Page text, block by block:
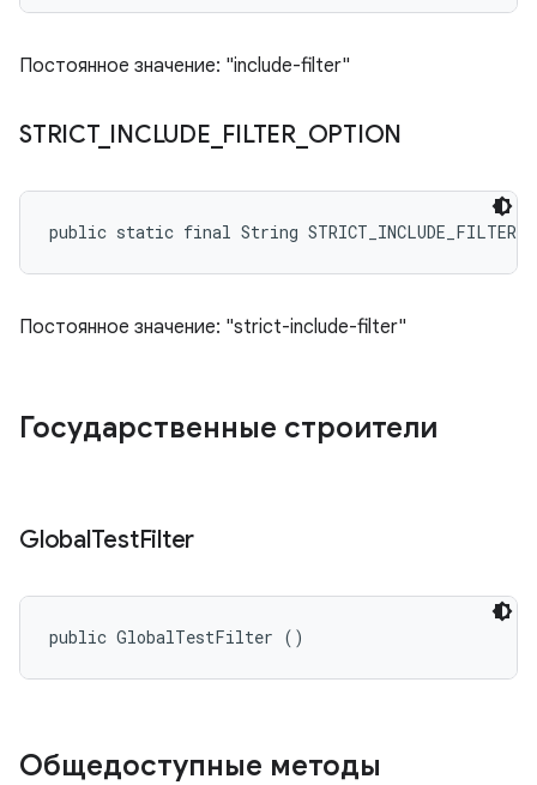
Постоянное значение: "include-filter"
STRICT_ INCLUDE FILTER_ OPTION
public static final String
Постоянное значение: "strict-include-filter"
Государственные строители
GlobalTestFilter
public GlobalTestFilter ()
Общедоступные методы